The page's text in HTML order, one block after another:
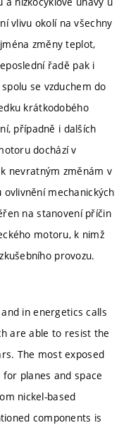
vlivu okolí na všechny
změny teplot,
řadě pak i
se vzduchem do
krátkodobého
případně i dalších
dochází v
nevratným změnám v
mechanických
na stanovení příčin
motoru, k nimž
provozu.
in energetics calls
are able to resist the
The most exposed
planes and space
nickel-based
components is